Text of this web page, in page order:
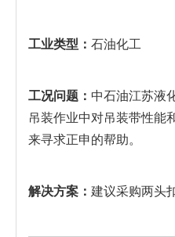
工业类型： 石油化工
工况问题： 中石油江苏液
吊装作业中对吊装带性能
来寻求正申的帮助。
解决方案： 建议采购两头